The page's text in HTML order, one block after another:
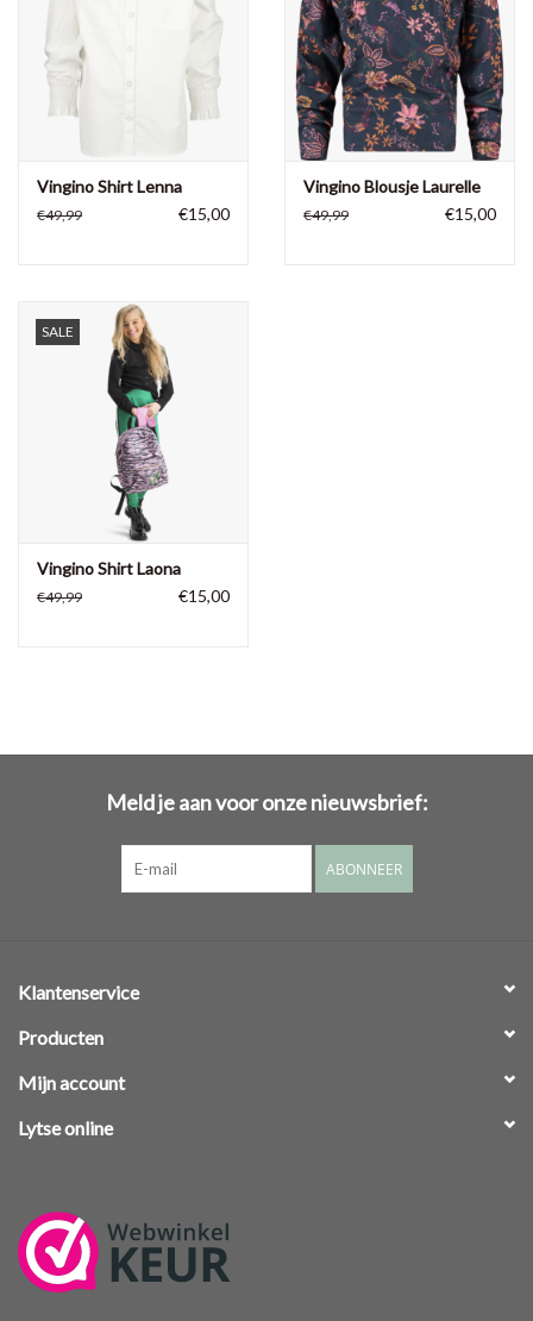
Vingino Shirt Lenna
€49,99 €15,00
Vingino Blousje Laurelle
€49,99 €15,00
SALE
Vingino Shirt Laona
€49,99 €15,00
Meld je aan voor onze nieuwsbrief:
ABONNEER
Klantenservice
Producten
Mijn account
Lytse online